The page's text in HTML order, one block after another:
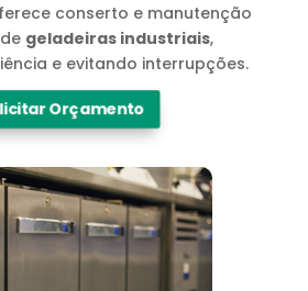
conserto e manutenção
geladeiras industriais,
e evitando interrupções.
Orçamento